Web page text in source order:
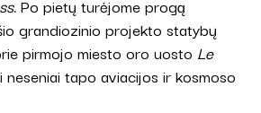
Po pietų turėjome progą
grandiozinio projekto statybų
pirmojo miesto oro uosto Le
neseniai tapo aviacijos ir kosmoso